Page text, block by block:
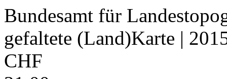
Bundesamt für
gefaltete (Land)Karte |
CHF